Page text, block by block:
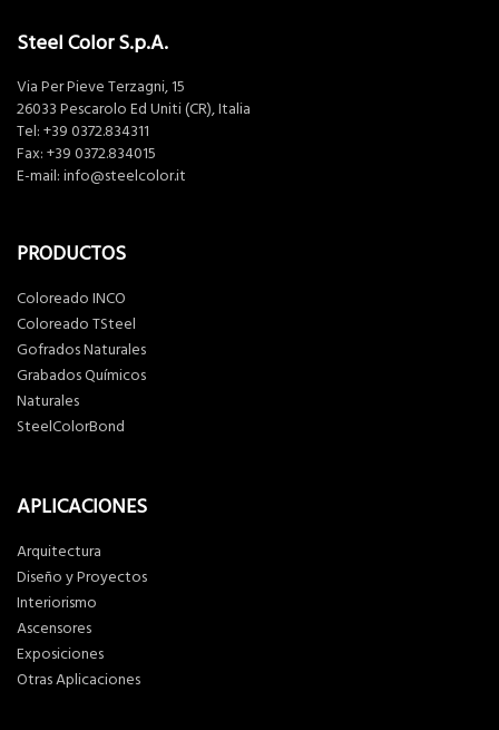
Steel Color S.p.A.
Via Per Pieve Terzagni, 15
26033 Pescarolo Ed Uniti (CR), Italia
Tel: +39 0372.834311
Fax: +39 0372.834015
E-mail: info@steelcolor.it
PRODUCTOS
Coloreado INCO
Coloreado TSteel
Gofrados Naturales
Grabados Químicos
Naturales
SteelColorBond
APLICACIONES
Arquitectura
Diseño y Proyectos
Interiorismo
Ascensores
Exposiciones
Otras Aplicaciones